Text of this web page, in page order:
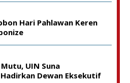
Hari Pahlawan Keren
UIN Suna
Dewan Eksekutif